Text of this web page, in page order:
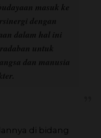
masuk ke
dengan
dalam hal ini
untuk
dan manusia
di bidang